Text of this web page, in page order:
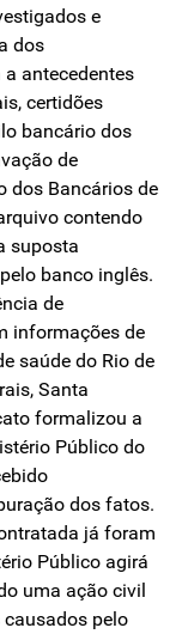
e
dos
antecedentes
certidões
bancário dos
de
dos Bancários de
contendo
suposta
banco inglês.
de
informações de
saúde do Rio de
Santa
formalizou a
Público do
dos fatos.
já foram
Público agirá
uma ação civil
pelo